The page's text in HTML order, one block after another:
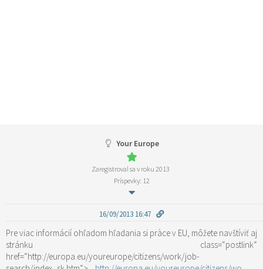
Your Europe
Zaregistroval sa v roku 2013
Príspevky: 12
16/09/2013 16:47
Pre viac informácií ohľadom hľadania si pràce v EU, môžete navštíviť aj
stránku class=“postlink“
href=“http://europa.eu/youreurope/citizens/work/job-